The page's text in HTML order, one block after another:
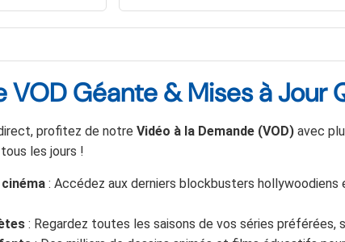
VOD Géante & Mises à Jour
profitez de notre Vidéo à la Demande (VOD) avec
les jours !
: Accédez aux derniers blockbusters
: Regardez toutes les saisons de vos séries préférées,